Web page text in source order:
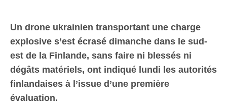
Un drone ukrainien transportant une charge
explosive s’est écrasé dimanche dans le sud-
est de la Finlande, sans faire ni blessés ni
dégâts matériels, ont indiqué lundi les autorités
finlandaises à l’issue d’une première
évaluation.